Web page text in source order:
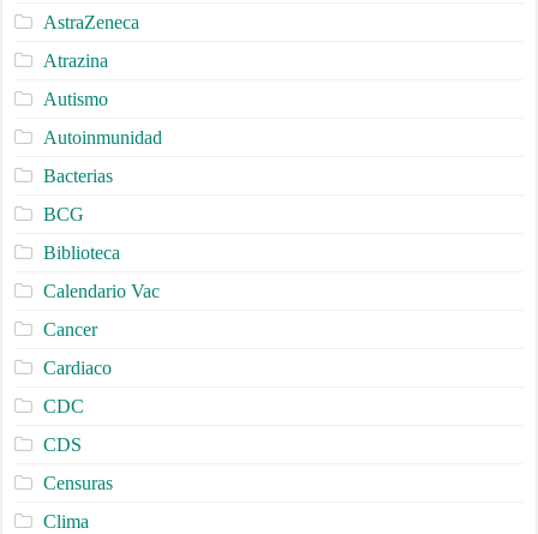
AstraZeneca
Atrazina
Autismo
Autoinmunidad
Bacterias
BCG
Biblioteca
Calendario Vac
Cancer
Cardiaco
CDC
CDS
Censuras
Clima